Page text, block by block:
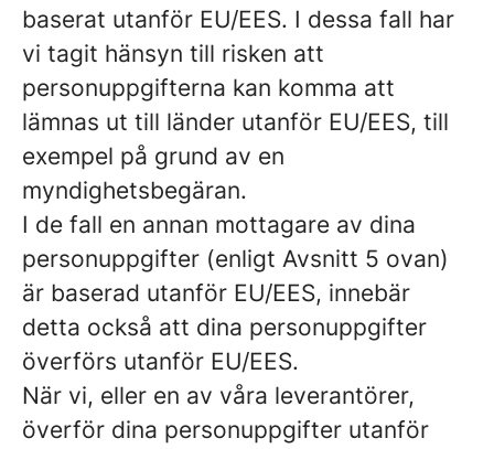
baserat utanför EU/EES. I dessa fall har
vi tagit hänsyn till risken att
personuppgifterna kan komma att
lämnas ut till länder utanför EU/EES, till
exempel på grund av en
myndighetsbegäran.
I de fall en annan mottagare av dina
personuppgifter (enligt Avsnitt 5 ovan)
är baserad utanför EU/EES, innebär
detta också att dina personuppgifter
överförs utanför EU/EES.
När vi, eller en av våra leverantörer,
överför dina personuppgifter utanför